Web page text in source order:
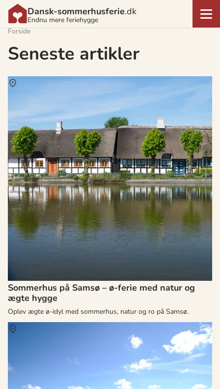
Dansk-sommerhusferie.dk
Endnu mere feriehygge
Forside
Seneste artikler
Sommerhus på Samsø – ø-ferie med natur og
ægte hygge
Oplev ægte ø-idyl med sommerhus, natur og ro på Samsø.
Samsø